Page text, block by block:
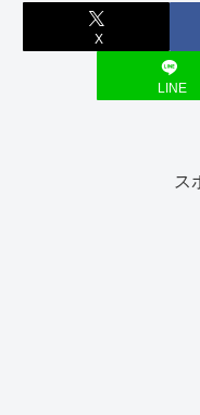
X
LINE
ス